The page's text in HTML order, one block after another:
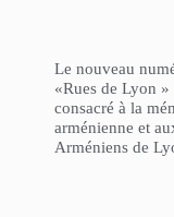
Le nouveau
«Rues de Lyon »
consacré à la
arménienne et
Arméniens de